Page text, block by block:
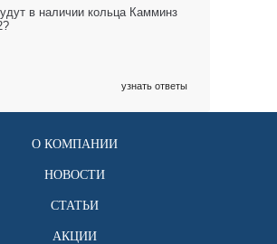
в наличии кольца Камминз
узнать ответы
О КОМПАНИИ
НОВОСТИ
СТАТЬИ
АКЦИИ